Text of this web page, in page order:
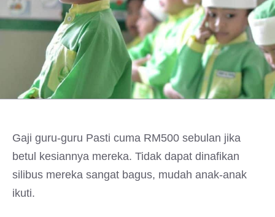
Gaji guru-guru Pasti cuma RM500 sebulan jika
betul kesiannya mereka. Tidak dapat dinafikan
silibus mereka sangat bagus, mudah anak-anak
ikuti.